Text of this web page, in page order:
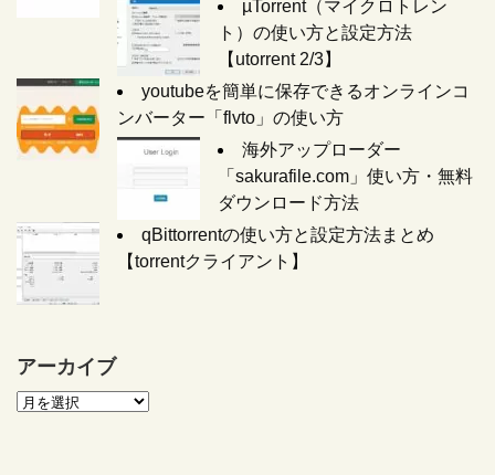
µTorrent（マイクロトレン
ト）の使い方と設定方法
【utorrent 2/3】
youtubeを簡単に保存できるオンラインコ
ンバーター「flvto」の使い方
海外アップローダー
「sakurafile.com」使い方・無料
ダウンロード方法
qBittorrentの使い方と設定方法まとめ
【torrentクライアント】
アーカイブ